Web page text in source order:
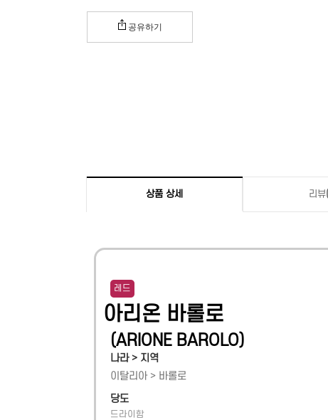
공유하기
상품 상세 리뷰
레드
아리온 바롤로
(ARIONE BAROLO)
나라 > 지역
이탈리아 > 바롤로
당도
드라이함